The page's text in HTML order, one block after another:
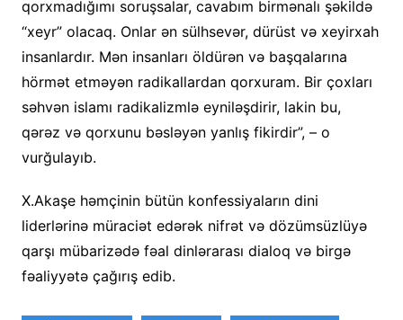
qorxmadığımı soruşsalar, cavabım birmənalı şəkildə
“xeyr” olacaq. Onlar ən sülhsevər, dürüst və xeyirxah
insanlardır. Mən insanları öldürən və başqalarına
hörmət etməyən radikallardan qorxuram. Bir çoxları
səhvən islamı radikalizmlə eyniləşdirir, lakin bu,
qərəz və qorxunu bəsləyən yanlış fikirdir”, – o
vurğulayıb.
X.Akaşe həmçinin bütün konfessiyaların dini
liderlərinə müraciət edərək nifrət və dözümsüzlüyə
qarşı mübarizədə fəal dinlərarası dialoq və birgə
fəaliyyətə çağırış edib.